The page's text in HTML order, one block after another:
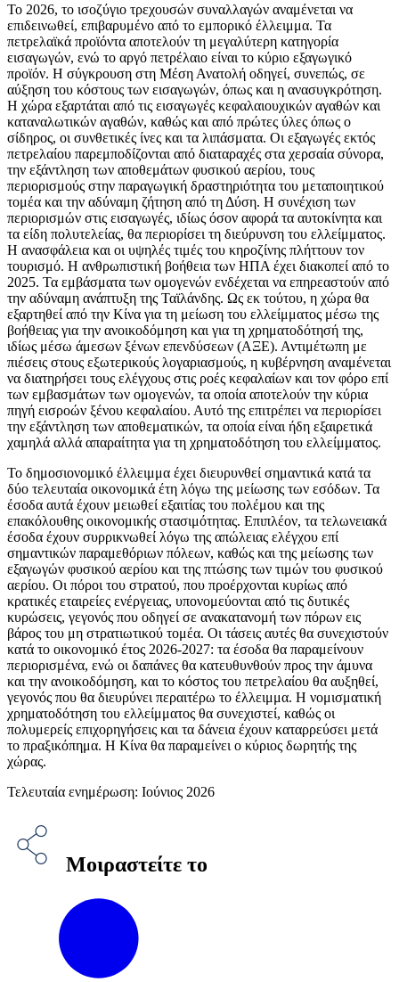
Το 2026, το ισοζύγιο τρεχουσών συναλλαγών αναμένεται να
επιδεινωθεί, επιβαρυμένο από το εμπορικό έλλειμμα. Τα
πετρελαϊκά προϊόντα αποτελούν τη μεγαλύτερη κατηγορία
εισαγωγών, ενώ το αργό πετρέλαιο είναι το κύριο εξαγωγικό
προϊόν. Η σύγκρουση στη Μέση Ανατολή οδηγεί, συνεπώς, σε
αύξηση του κόστους των εισαγωγών, όπως και η ανασυγκρότηση.
Η χώρα εξαρτάται από τις εισαγωγές κεφαλαιουχικών αγαθών και
καταναλωτικών αγαθών, καθώς και από πρώτες ύλες όπως ο
σίδηρος, οι συνθετικές ίνες και τα λιπάσματα. Οι εξαγωγές εκτός
πετρελαίου παρεμποδίζονται από διαταραχές στα χερσαία σύνορα,
την εξάντληση των αποθεμάτων φυσικού αερίου, τους
περιορισμούς στην παραγωγική δραστηριότητα του μεταποιητικού
τομέα και την αδύναμη ζήτηση από τη Δύση. Η συνέχιση των
περιορισμών στις εισαγωγές, ιδίως όσον αφορά τα αυτοκίνητα και
τα είδη πολυτελείας, θα περιορίσει τη διεύρυνση του ελλείμματος.
Η ανασφάλεια και οι υψηλές τιμές του κηροζίνης πλήττουν τον
τουρισμό. Η ανθρωπιστική βοήθεια των ΗΠΑ έχει διακοπεί από το
2025. Τα εμβάσματα των ομογενών ενδέχεται να επηρεαστούν από
την αδύναμη ανάπτυξη της Ταϊλάνδης. Ως εκ τούτου, η χώρα θα
εξαρτηθεί από την Κίνα για τη μείωση του ελλείμματος μέσω της
βοήθειας για την ανοικοδόμηση και για τη χρηματοδότησή της,
ιδίως μέσω άμεσων ξένων επενδύσεων (ΑΞΕ). Αντιμέτωπη με
πιέσεις στους εξωτερικούς λογαριασμούς, η κυβέρνηση αναμένεται
να διατηρήσει τους ελέγχους στις ροές κεφαλαίων και τον φόρο επί
των εμβασμάτων των ομογενών, τα οποία αποτελούν την κύρια
πηγή εισροών ξένου κεφαλαίου. Αυτό της επιτρέπει να περιορίσει
την εξάντληση των αποθεματικών, τα οποία είναι ήδη εξαιρετικά
χαμηλά αλλά απαραίτητα για τη χρηματοδότηση του ελλείμματος.
Το δημοσιονομικό έλλειμμα έχει διευρυνθεί σημαντικά κατά τα
δύο τελευταία οικονομικά έτη λόγω της μείωσης των εσόδων. Τα
έσοδα αυτά έχουν μειωθεί εξαιτίας του πολέμου και της
επακόλουθης οικονομικής στασιμότητας. Επιπλέον, τα τελωνειακά
έσοδα έχουν συρρικνωθεί λόγω της απώλειας ελέγχου επί
σημαντικών παραμεθόριων πόλεων, καθώς και της μείωσης των
εξαγωγών φυσικού αερίου και της πτώσης των τιμών του φυσικού
αερίου. Οι πόροι του στρατού, που προέρχονται κυρίως από
κρατικές εταιρείες ενέργειας, υπονομεύονται από τις δυτικές
κυρώσεις, γεγονός που οδηγεί σε ανακατανομή των πόρων εις
βάρος του μη στρατιωτικού τομέα. Οι τάσεις αυτές θα συνεχιστούν
κατά το οικονομικό έτος 2026-2027: τα έσοδα θα παραμείνουν
περιορισμένα, ενώ οι δαπάνες θα κατευθυνθούν προς την άμυνα
και την ανοικοδόμηση, και το κόστος του πετρελαίου θα αυξηθεί,
γεγονός που θα διευρύνει περαιτέρω το έλλειμμα. Η νομισματική
χρηματοδότηση του ελλείμματος θα συνεχιστεί, καθώς οι
πολυμερείς επιχορηγήσεις και τα δάνεια έχουν καταρρεύσει μετά
το πραξικόπημα. Η Κίνα θα παραμείνει ο κύριος δωρητής της
χώρας.
Τελευταία ενημέρωση: Ιούνιος 2026
Μοιραστείτε το